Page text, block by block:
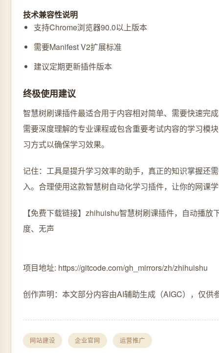
技术兼容性说明
支持Chrome浏览器90.0以上版本
需要Manifest V2扩展标准
建议定期更新插件版本
终极使用建议
智慧树刷课插件最适合用于内容相对简单、需要快速完
需要深度理解的专业课程或包含重要考试内容的学习模
习方式以确保学习效果。
记住：工具是提升学习效率的助手，真正的知识掌握还
入。合理使用这款智慧树自动化学习插件，让你的网课
【免费下载链接】zhihuishu智慧树刷课插件，自动播放
度、无声
项目地址: https://gitcode.com/gh_mirrors/zh/zhihuishu
创作声明：本文部分内容由AI辅助生成（AIGC），仅供
网站建设 企业官网 运营推广